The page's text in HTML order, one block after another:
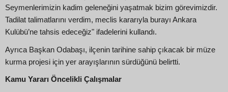
Seymenlerimizin kadim geleneğini yaşatmak bizim görevimizdir.
Tadilat talimatlarını verdim, meclis kararıyla burayı Ankara
Kulübü’ne tahsis edeceğiz" ifadelerini kullandı.
Ayrıca Başkan Odabaşı, ilçenin tarihine sahip çıkacak bir müze
kurma projesi için yer arayışlarının sürdüğünü belirtti.
Kamu Yararı Öncelikli Çalışmalar